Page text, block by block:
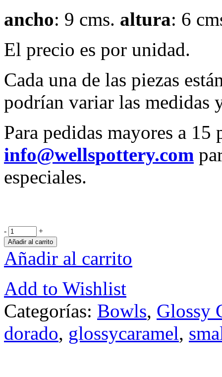
ancho: 9 cms. altura: 6
El precio es por unidad.
Cada una de las piezas
podrían variar las medidas
Para pedidas mayores a 15
info@wellspottery.com
especiales.
- +
Añadir al carrito
Añadir al carrito
Add to Wishlist
Categorías: Bowls, Glossy
dorado, glossycaramel,